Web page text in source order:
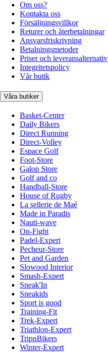
Om oss?
Kontakta oss
Försäljningsvillkor
Returer och återbetalningar
Ansvarsfriskrivning
Betalningsmetoder
Priser och leveransalternativ
Integritetspolicy
Vår butik
Våra butiker
Basket-Center
Daily Bikers
Direct Running
Direct-Volley
Espace Golf
Foot-Store
Galop Store
Golf and co
Handball-Store
House of Rugby
La sellerie de Maé
Made in Paradis
Nauti-wave
On-Fight
Padel-Expert
Pecheur-Store
Pet and Garden
Slowood Interior
Smash-Expert
Sneak'In
Sneakids
Sport is good
Training-Fit
Trek-Expert
Triathlon-Expert
TripnBikers
Winter-Expert